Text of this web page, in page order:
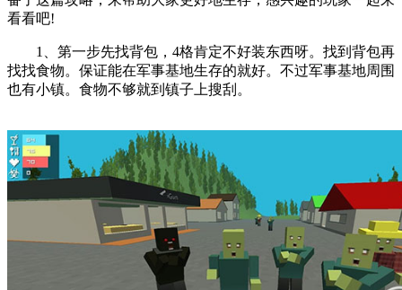
看看吧!
1、第一步先找背包，4格肯定不好装东西呀。找到背包再
找找食物。保证能在军事基地生存的就好。不过军事基地周围
也有小镇。食物不够就到镇子上搜刮。